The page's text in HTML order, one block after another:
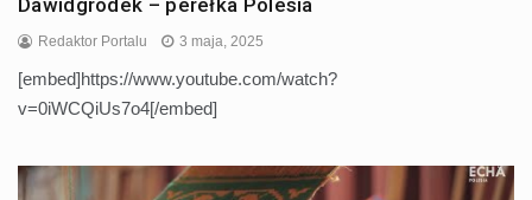
Dawidgrodek – perełka Polesia
Redaktor Portalu 3 maja, 2025
[embed]https://www.youtube.com/watch?
v=0iWCQiUs7o4[/embed]